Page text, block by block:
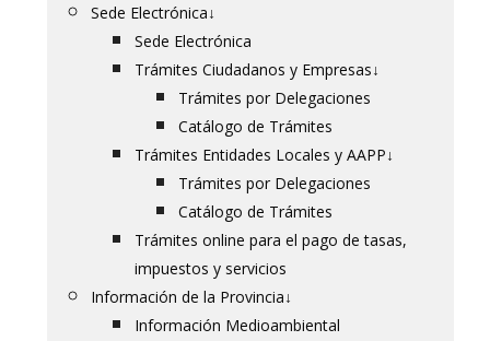
Sede Electrónica↓
Sede Electrónica
Trámites Ciudadanos y Empresas↓
Trámites por Delegaciones
Catálogo de Trámites
Trámites Entidades Locales y AAPP↓
Trámites por Delegaciones
Catálogo de Trámites
Trámites online para el pago de tasas,
impuestos y servicios
Información de la Provincia↓
Información Medioambiental